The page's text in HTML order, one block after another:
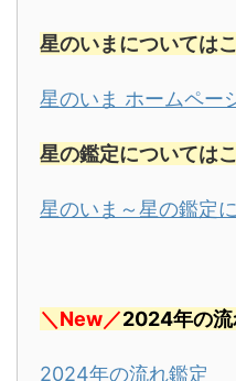
星のいまについては
星のいま ホームペー
星の鑑定については
星のいま～星の鑑定
＼New／2024年の流
2024年の流れ鑑定